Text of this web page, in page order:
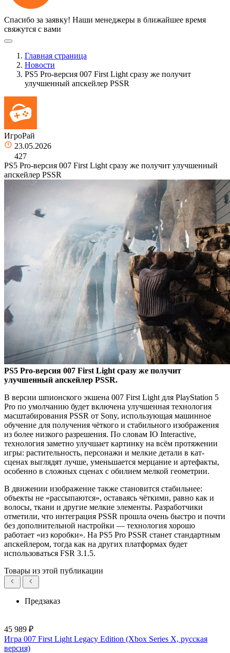
Спасибо за заявку! Наши менеджеры в ближайшее время
свяжутся с вами
Главная страница
Новости
PS5 Pro-версия 007 First Light сразу же получит
улучшенный апскейлер PSSR
ИгроРай
23.05.2026
427
PS5 Pro-версия 007 First Light сразу же получит улучшенный
апскейлер PSSR
PS5 Pro-версия 007 First Light сразу же получит
улучшенный апскейлер PSSR.
В версии шпионского экшена 007 First Light для PlayStation 5
Pro по умолчанию будет включена улучшенная технология
масштабирования PSSR от Sony, использующая машинное
обучение для получения чёткого и стабильного изображения
из более низкого разрешения. По словам IO Interactive,
технология заметно улучшает картинку на всём протяжении
игры: растительность, персонажи и мелкие детали в кат-
сценах выглядят лучше, уменьшается мерцание и артефакты,
особенно в сложных сценах с обилием мелкой геометрии.
В движении изображение также становится стабильнее:
объекты не «рассыпаются», оставаясь чёткими, равно как и
волосы, ткани и другие мелкие элементы. Разработчики
отметили, что интеграция PSSR прошла очень быстро и почти
без дополнительной настройки — технология хорошо
работает «из коробки». На PS5 Pro PSSR станет стандартным
апскейлером, тогда как на других платформах будет
использоваться FSR 3.1.5.
Товары из этой публикации
Предзаказ
45 989 ₽
Игра 007 First Light Legacy Edition (Xbox Series X, русская
версия)